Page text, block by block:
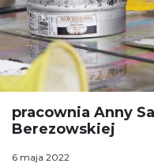
pracownia Anny
Berezowskiej
Anna Stankiewicz
Małopolski Instytut
6 maja 2022